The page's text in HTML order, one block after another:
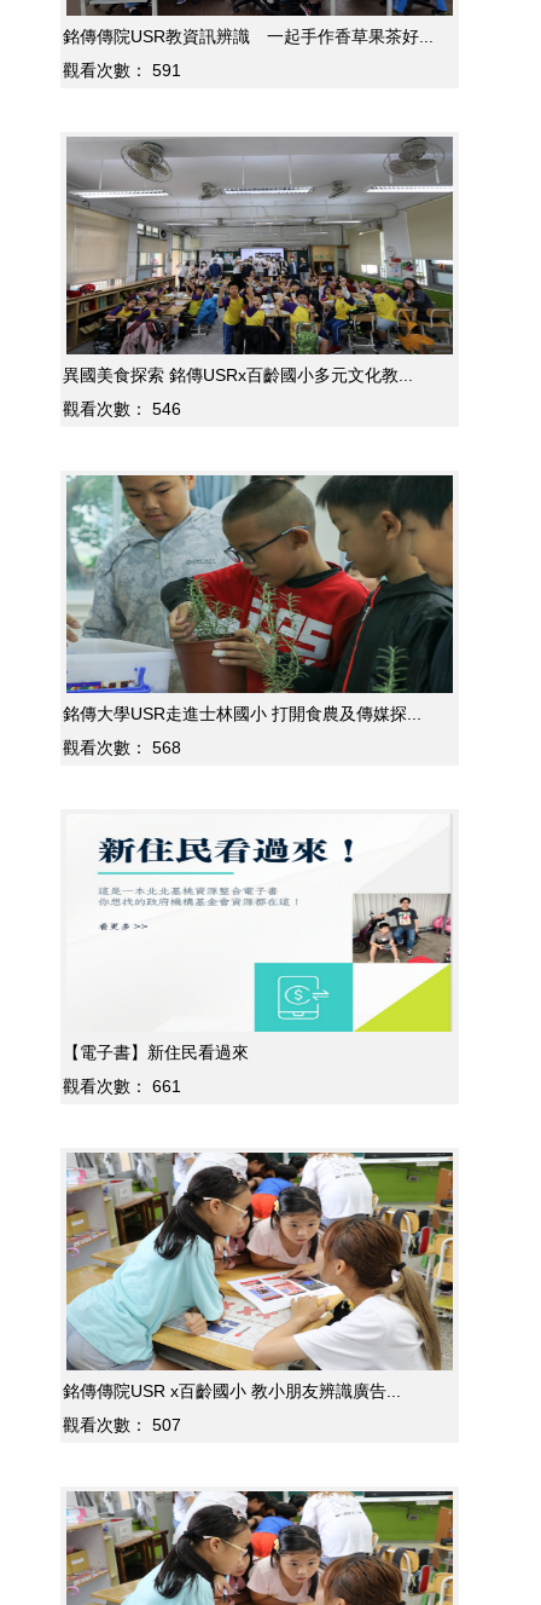
銘傳傳院USR教資訊辨識 一起手作香草果茶好...
觀看次數：
591
異國美食探索 銘傳USRx百齡國小多元文化教...
觀看次數：
546
銘傳大學USR走進士林國小 打開食農及傳媒探...
觀看次數：
568
【電子書】新住民看過來
觀看次數：
661
銘傳傳院USR x百齡國小 教小朋友辨識廣告...
觀看次數：
507